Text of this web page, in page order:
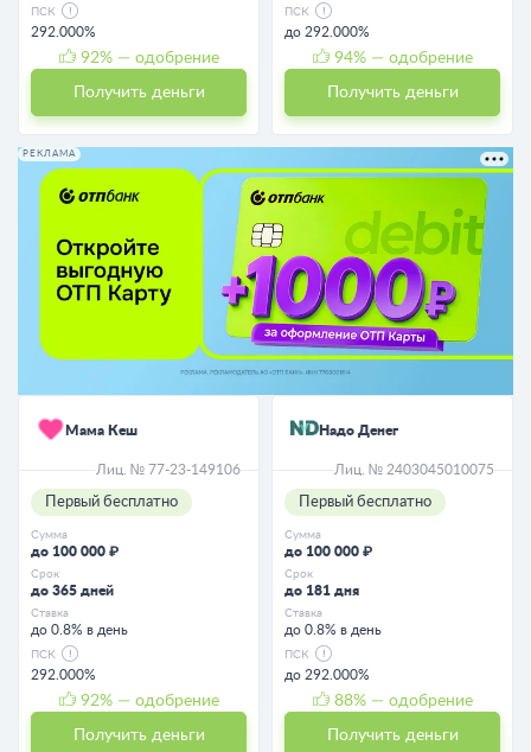
ПСК
292.000%
92% — одобрение
Получить деньги
ПСК
до 292.000%
94% — одобрение
Получить деньги
РЕКЛАМА
Мама Кеш
Лиц. № 77-23-149106
Первый бесплатно
Сумма
до 100 000 ₽
Срок
до 365 дней
Ставка
до 0.8% в день
ПСК
292.000%
92% — одобрение
Получить деньги
Надо Денег
Лиц. № 2403045010075
Первый бесплатно
Сумма
до 100 000 ₽
Срок
до 181 дня
Ставка
до 0.8% в день
ПСК
до 292.000%
88% — одобрение
Получить деньги